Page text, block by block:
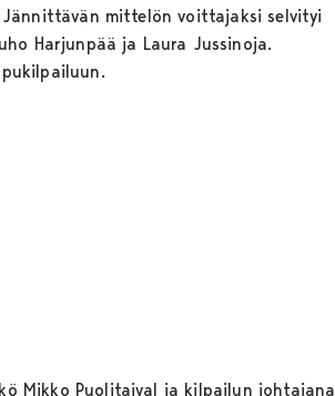
mittelön voittajaksi selvityi
Harjunpää ja Laura Jussinoja.
Mikko Puolitaival ja kilpailun johtajana